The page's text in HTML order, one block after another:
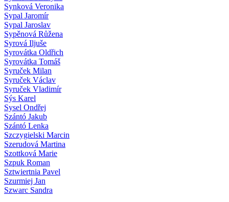
Synková Veronika
Sypal Jaromír
Sypal Jaroslav
Sypěnová Růžena
Syrová Iljuše
Syrovátka Oldřich
Syrovátka Tomáš
Syruček Milan
Syruček Václav
Syruček Vladimír
Sýs Karel
Sysel Ondřej
Szántó Jakub
Szántó Lenka
Szczygielski Marcin
Szerudová Martina
Szottková Marie
Szpuk Roman
Sztwiertnia Pavel
Szurmiej Jan
Szwarc Sandra